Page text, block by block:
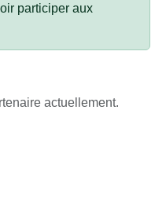
participer aux
actuellement.